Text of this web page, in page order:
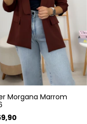
Morgana Marrom